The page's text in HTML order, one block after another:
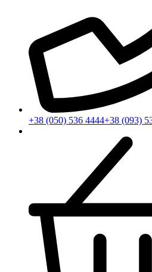
+38 (050) 536 4444+38 (093)